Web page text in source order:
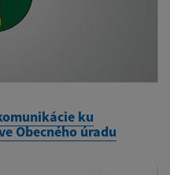
ku
Obecného úradu